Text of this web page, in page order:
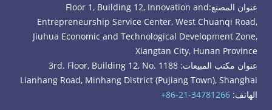
عنوان المصنع:Floor 1, Building 12, Innovation and
Entrepreneurship Service Center, West Chuanqi Road,
Jiuhua Economic and Technological Development Zone,
Xiangtan City, Hunan Province
عنوان مكتب المبيعات: 3rd. Floor, Building 12, No. 1188
Lianhang Road, Minhang District (Pujiang Town), Shanghai
الهاتف: +86-21-34781266